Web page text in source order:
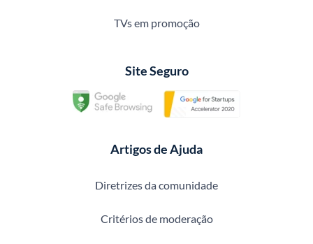
TVs em promoção
Site Seguro
Artigos de Ajuda
Diretrizes da comunidade
Critérios de moderação